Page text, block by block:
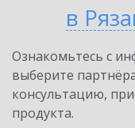
в
Ознакомьтесь с
выберите
консультацию,
продукта.